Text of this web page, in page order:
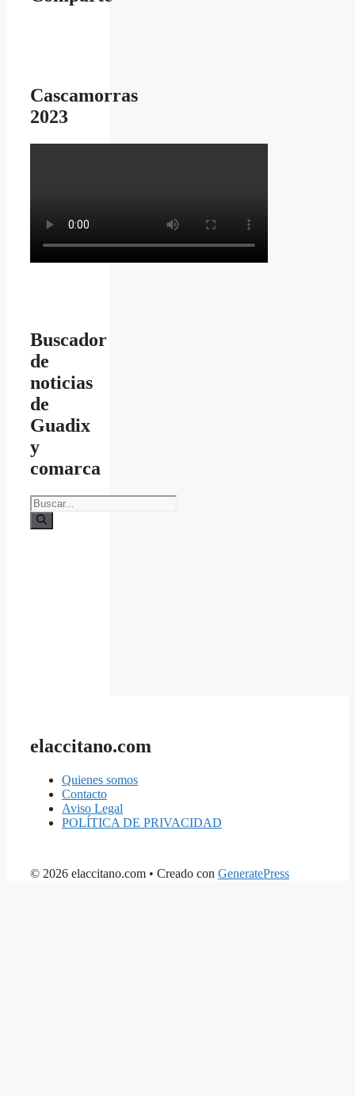
Cascamorras
2023
Buscador
de
noticias
de
Guadix
y
comarca
Buscar:
elaccitano.com
Quienes somos
Contacto
Aviso Legal
POLÍTICA DE PRIVACIDAD
© 2026 elaccitano.com • Creado con GeneratePress